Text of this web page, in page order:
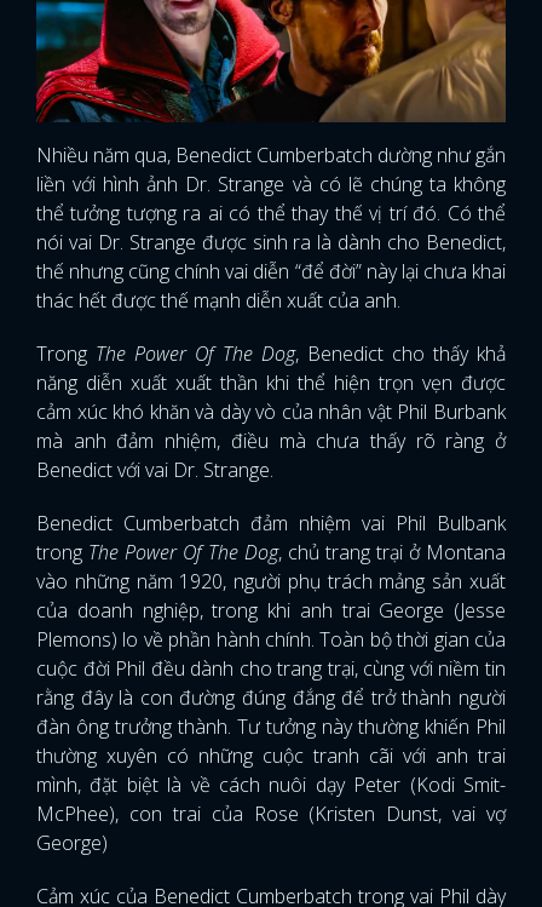
Nhiều năm qua, Benedict Cumberbatch dường như gắn
liền với hình ảnh Dr. Strange và có lẽ chúng ta không
thể tưởng tượng ra ai có thể thay thế vị trí đó. Có thể
nói vai Dr. Strange được sinh ra là dành cho Benedict,
thế nhưng cũng chính vai diễn “để đời” này lại chưa khai
thác hết được thế mạnh diễn xuất của anh.
Trong The Power Of The Dog, Benedict cho thấy khả
năng diễn xuất xuất thần khi thể hiện trọn vẹn được
cảm xúc khó khăn và dày vò của nhân vật Phil Burbank
mà anh đảm nhiệm, điều mà chưa thấy rõ ràng ở
Benedict với vai Dr. Strange.
Benedict Cumberbatch đảm nhiệm vai Phil Bulbank
trong The Power Of The Dog, chủ trang trại ở Montana
vào những năm 1920, người phụ trách mảng sản xuất
của doanh nghiệp, trong khi anh trai George (Jesse
Plemons) lo về phần hành chính. Toàn bộ thời gian của
cuộc đời Phil đều dành cho trang trại, cùng với niềm tin
rằng đây là con đường đúng đắng để trở thành người
đàn ông trưởng thành. Tư tưởng này thường khiến Phil
thường xuyên có những cuộc tranh cãi với anh trai
mình, đặt biệt là về cách nuôi dạy Peter (Kodi Smit-
McPhee), con trai của Rose (Kristen Dunst, vai vợ
George)
Cảm xúc của Benedict Cumberbatch trong vai Phil dày